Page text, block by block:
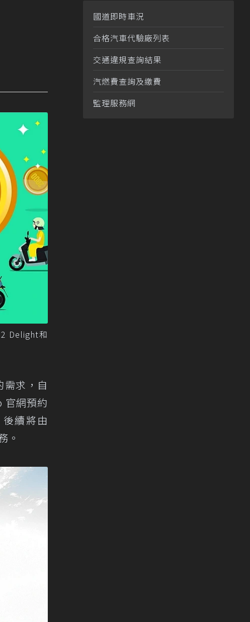
Delight和
求，自
官網預約
續將由
。
國道即時車況
合格汽車代驗廠列表
交通違規查詢結果
汽燃費查詢及繳費
監理服務網